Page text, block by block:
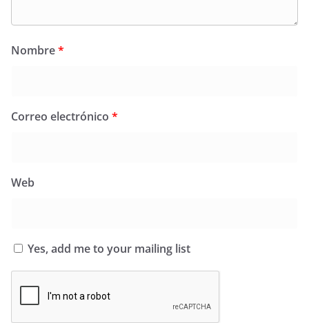
Nombre*
Correo electrónico *
Web
Yes, add me to your mailing list